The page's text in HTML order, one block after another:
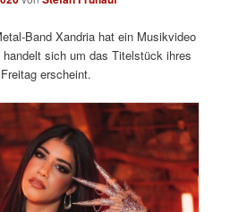
Band Xandria hat ein Musikvideo
sich um das Titelstück ihres
erscheint.